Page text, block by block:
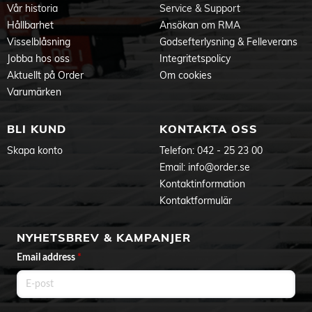
Vår historia
Hållbarhet
Visselblåsning
Jobba hos oss
Aktuellt på Order
Varumärken
Service & Support
Ansökan om RMA
Godsefterlysning & Felleverans
Integritetspolicy
Om cookies
BLI KUND
Skapa konto
KONTAKTA OSS
Telefon: 042 - 25 23 00
Email: info@order.se
Kontaktinformation
Kontaktformulär
NYHETSBREV & KAMPANJER
Email address *